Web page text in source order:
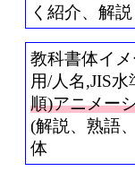
く紹介、解説
教科書体イ
用/人名,JIS水
順)アニメー
(解説、熟語
体